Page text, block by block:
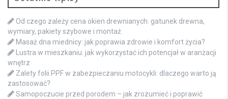
Od czego zależy cena okien drewnianych: gatunek drewna,
wymiary, pakiety szybowe i montaż
Masaż dna miednicy: jak poprawia zdrowie i komfort życia?
Lustra w mieszkaniu: jak wykorzystać ich potencjał w aranżacji
wnętrz
Zalety folii PPF w zabezpieczaniu motocykli: dlaczego warto ją
zastosować?
Samopoczucie przed porodem – jak zrozumieć i poprawić